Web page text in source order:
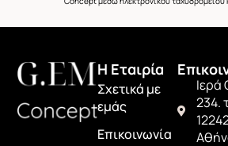
H Εταιρία
Σχετικά με
εμάς
Επικοινωνία
Ιερά
234.